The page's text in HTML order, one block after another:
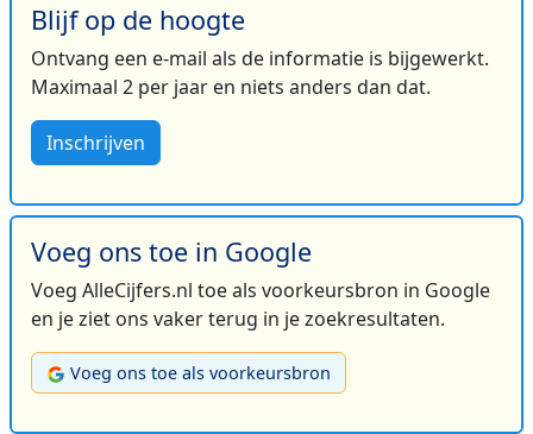
Blijf op de hoogte
Ontvang een e-mail als de informatie is bijgewerkt.
Maximaal 2 per jaar en niets anders dan dat.
Inschrijven
Voeg ons toe in Google
Voeg AlleCijfers.nl toe als voorkeursbron in Google
en je ziet ons vaker terug in je zoekresultaten.
Voeg ons toe als voorkeursbron